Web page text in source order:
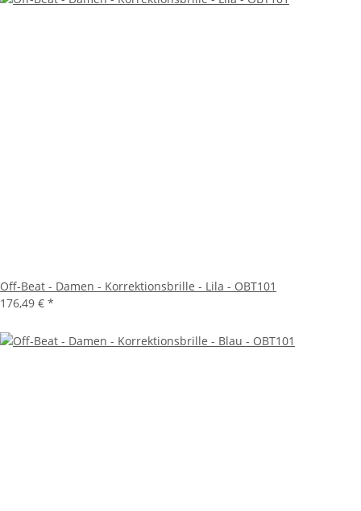
Off-Beat - Damen - Korrektionsbrille - Lila - OBT101
176,49 € *